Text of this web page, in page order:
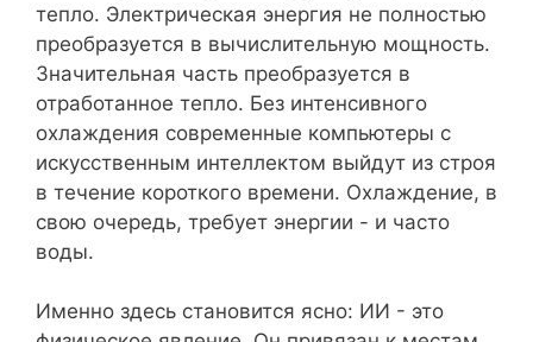
тепло. Электрическая энергия не полностью
преобразуется в вычислительную мощность.
Значительная часть преобразуется в
отработанное тепло. Без интенсивного
охлаждения современные компьютеры с
искусственным интеллектом выйдут из строя
в течение короткого времени. Охлаждение, в
свою очередь, требует энергии - и часто
воды.
Именно здесь становится ясно: ИИ - это